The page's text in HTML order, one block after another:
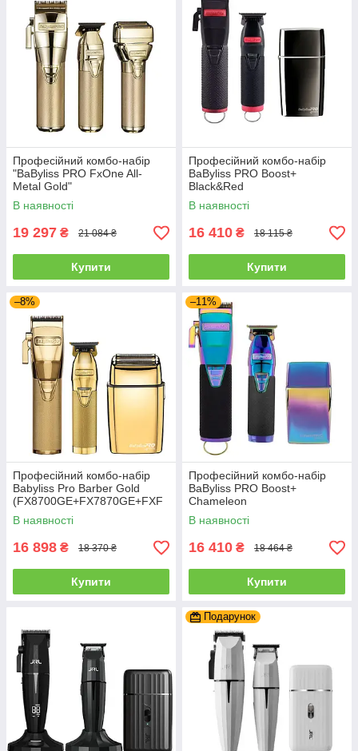
Професійний комбо-набір
"BaByliss PRO FxOne All-
Metal Gold"
(FX899GE+FX799GE+FX79F
SGE)
В наявності
19 297 ₴ 21 084 ₴
Купити
Професійний комбо-набір
BaByliss PRO Boost+
Black&Red
(FX8700RBPE+FX7870RBPE+
FXFS2GSE)
В наявності
16 410 ₴ 18 115 ₴
Купити
–8%
Професійний комбо-набір
Babyliss Pro Barber Gold
(FX8700GE+FX7870GE+FXF
S2GE)
В наявності
16 898 ₴ 18 370 ₴
Купити
–11%
Професійний комбо-набір
BaByliss PRO Boost+
Chameleon
(FX8700IBPE+FX7870IBPE+F
XFS2IE)
В наявності
16 410 ₴ 18 464 ₴
Купити
Подарунок